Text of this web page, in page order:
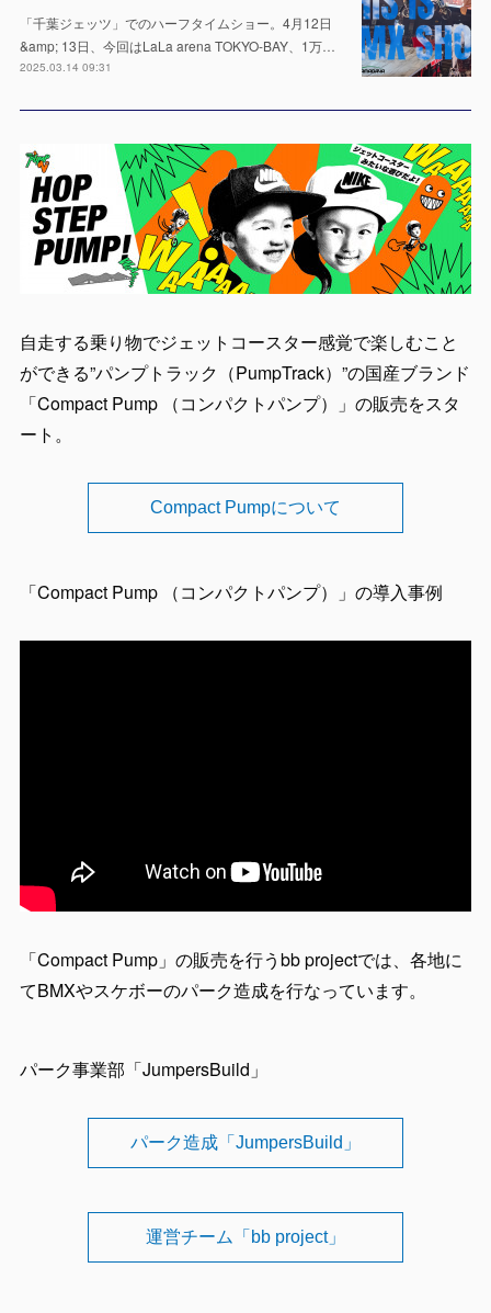
「千葉ジェッツ」でのハーフタイムショー。4月12日
&amp; 13日、今回はLaLa arena TOKYO-BAY、1万…
2025.03.14 09:31
自走する乗り物でジェットコースター感覚で楽しむこと
ができる”パンプトラック（PumpTrack）”の国産ブランド
「Compact Pump （コンパクトパンプ）」の販売をスタ
ート。
Compact Pumpについて
「Compact Pump （コンパクトパンプ）」の導入事例
「Compact Pump」の販売を行うbb projectでは、各地に
てBMXやスケボーのパーク造成を行なっています。
パーク事業部「JumpersBuild」
パーク造成「JumpersBuild」
運営チーム「bb project」